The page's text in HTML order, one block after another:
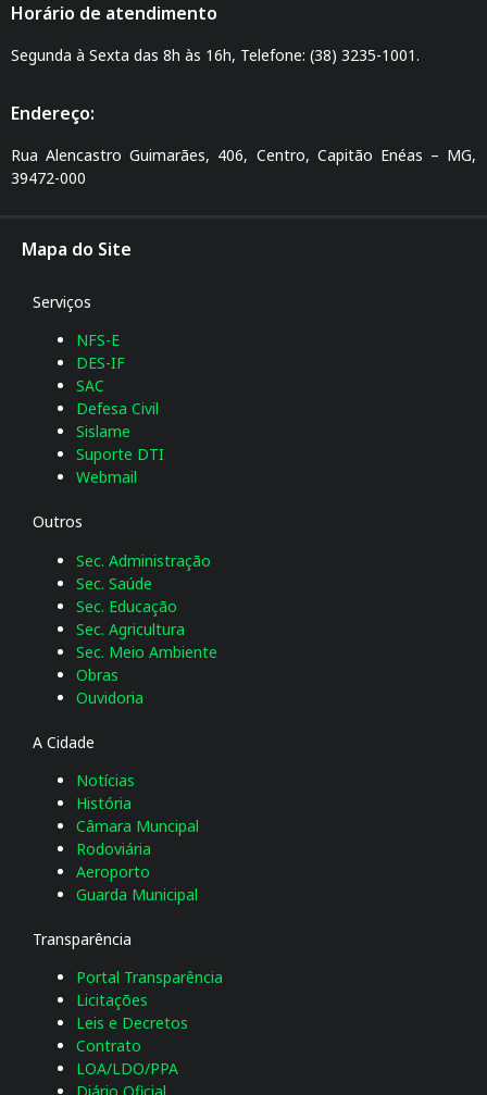
Horário de atendimento
Segunda à Sexta das 8h às 16h, Telefone: (38) 3235-1001.
Endereço:
Rua Alencastro Guimarães, 406, Centro, Capitão Enéas – MG,
39472-000
Mapa do Site
A Cidade
Notícias
História
Câmara Muncipal
Rodoviária
Aeroporto
Guarda Municipal
Transparência
Portal Transparência
Licitações
Leis e Decretos
Contrato
LOA/LDO/PPA
Serviços
NFS-E
DES-IF
SAC
Defesa Civil
Sislame
Suporte DTI
Webmail
Outros
Sec. Administração
Sec. Saúde
Sec. Educação
Sec. Agricultura
Sec. Meio Ambiente
Obras
Ouvidoria